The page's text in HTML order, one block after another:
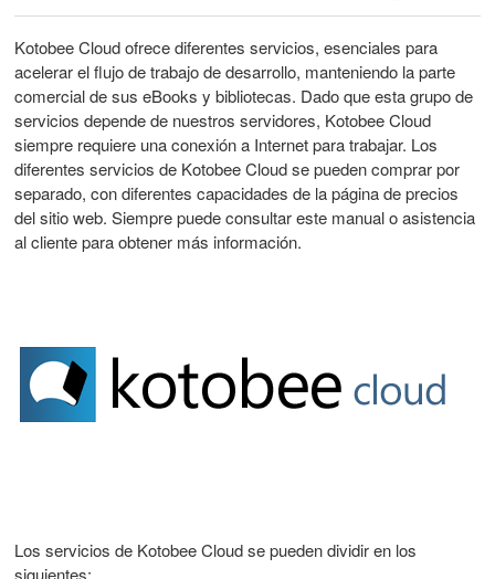
Kotobee Cloud ofrece diferentes servicios, esenciales para
acelerar el flujo de trabajo de desarrollo, manteniendo la parte
comercial de sus eBooks y bibliotecas. Dado que esta grupo de
servicios depende de nuestros servidores, Kotobee Cloud
siempre requiere una conexión a Internet para trabajar. Los
diferentes servicios de Kotobee Cloud se pueden comprar por
separado, con diferentes capacidades de la página de precios
del sitio web. Siempre puede consultar este manual o asistencia
al cliente para obtener más información.
Los servicios de Kotobee Cloud se pueden dividir en los
siguientes: